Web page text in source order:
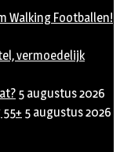
Walking Footballen!
vermoedelijk
5 augustus 2026
5 augustus 2026